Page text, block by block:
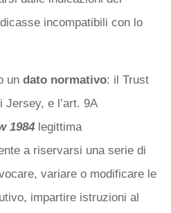
incompatibili con lo
un dato normativo: il Trust
Jersey, e l’art. 9A
1984legittima
a riservarsi una serie di
variare o modificare le
impartire istruzioni al